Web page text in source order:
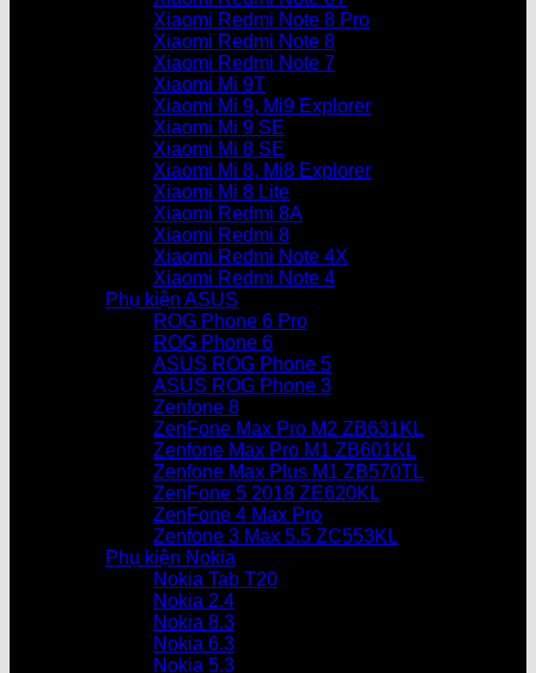
Xiaomi Redmi Note 8 Pro
Xiaomi Redmi Note 8
Xiaomi Redmi Note 7
Xiaomi Mi 9T
Xiaomi Mi 9, Mi9 Explorer
Xiaomi Mi 9 SE
Xiaomi Mi 8 SE
Xiaomi Mi 8, Mi8 Explorer
Xiaomi Mi 8 Lite
Xiaomi Redmi 8A
Xiaomi Redmi 8
Xiaomi Redmi Note 4X
Xiaomi Redmi Note 4
Phụ kiện ASUS
ROG Phone 6 Pro
ROG Phone 6
ASUS ROG Phone 5
ASUS ROG Phone 3
Zenfone 8
ZenFone Max Pro M2 ZB631KL
Zenfone Max Pro M1 ZB601KL
Zenfone Max Plus M1 ZB570TL
ZenFone 5 2018 ZE620KL
ZenFone 4 Max Pro
Zenfone 3 Max 5.5 ZC553KL
Phụ kiện Nokia
Nokia Tab T20
Nokia 2.4
Nokia 8.3
Nokia 6.3
Nokia 5.3